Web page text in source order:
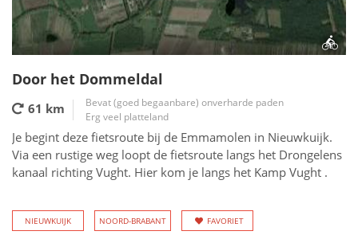
Door het Dommeldal
61 km
Bevat (goed begaanbare) onverharde paden
Erg veel platteland
Je begint deze fietsroute bij de Emmamolen in Nieuwkuijk.
Via een rustige weg loopt de fietsroute langs het Drongelens
kanaal richting Vught. Hier kom je langs het Kamp Vught .
NIEUWKUIJK NOORD-BRABANT FAVORIET